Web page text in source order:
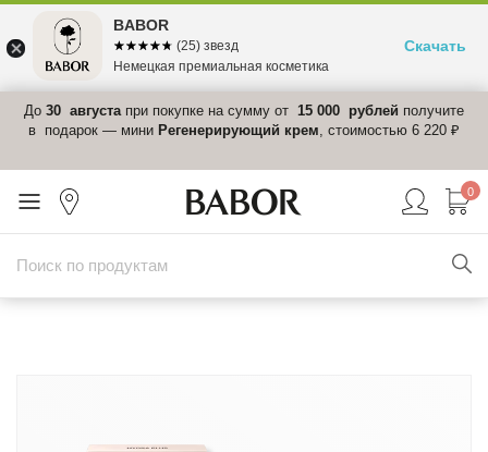
До 30 августапри покупке на сумму от 15 000 рублей получите
в подарок — мини Регенерирующий крем, стоимостью 6 220 ₽
0
BABOR
☆☆☆☆☆
★★★★★ (25) звезд
Немецкая премиальная косметика
Скачать